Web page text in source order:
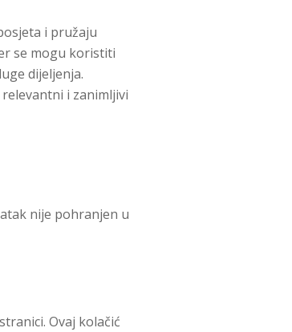
i pružaju
se mogu koristiti
dijeljenja.
i zanimljivi
nije pohranjen u
Ovaj kolačić